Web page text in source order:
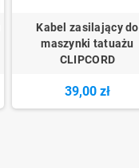
Kabel zasilający do
maszynki tatuażu
CLIPCORD
39,00 zł